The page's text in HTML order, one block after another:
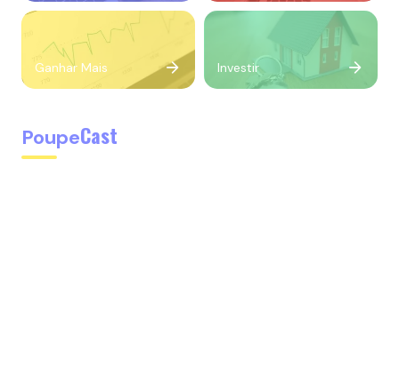
Ganhar Mais Investir
PoupeCast